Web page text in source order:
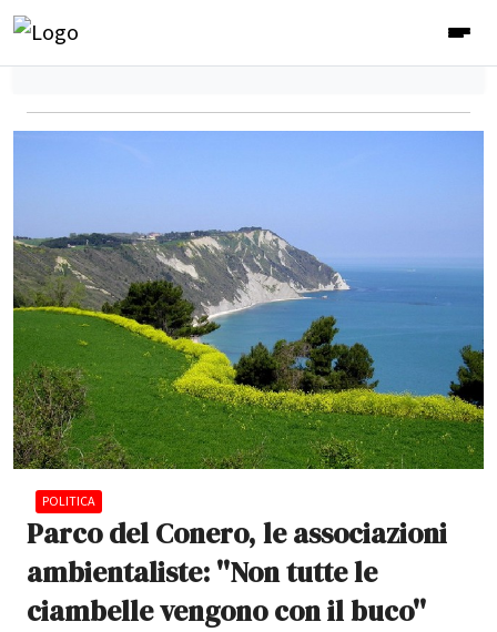
POLITICA
Parco del Conero, le associazioni
ambientaliste: ''Non tutte le
ciambelle vengono con il buco''